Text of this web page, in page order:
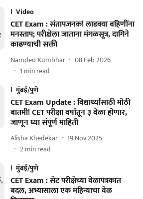
Video
CET Exam : संतापजनक! लाडक्या बहि‍णींना
मनस्ताप; परीक्षेला जाताना मंगळसूत्र, दागिने
काढण्याची सक्ती
Namdeo Kumbhar
08 Feb 2026
1 min read
मुंबई/पुणे
CET Exam Update : विद्यार्थ्यांसाठी मोठी
बातमी! CET परीक्षा वर्षातून ३ वेळा होणार,
जाणून घ्या संपूर्ण माहिती
Alisha Khedekar
19 Nov 2025
2min read
मुंबई/पुणे
CET Exam : सेट परीक्षेच्या वेळापत्रकात
बदल, अभ्यासाला एक महिन्याचा वेळ